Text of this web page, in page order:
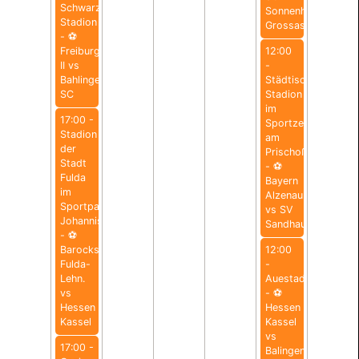
Schwarzwald-
Stadion
- ⚽️
Freiburg
II vs
Bahlinger
SC
17:00 -
Stadion
der
Stadt
Fulda
im
Sportpark
Johannisau
- ⚽️
Barockstadt
Fulda-
Lehn.
vs
Hessen
Kassel
17:00 -
Sonnenhof
Grossaspach
12:00
-
Städtisches
Stadion
im
Sportzentrum
am
Prischoß
- ⚽️
Bayern
Alzenau
vs SV
Sandhausen
12:00
-
Auestadion
- ⚽️
Hessen
Kassel
vs
Balingen